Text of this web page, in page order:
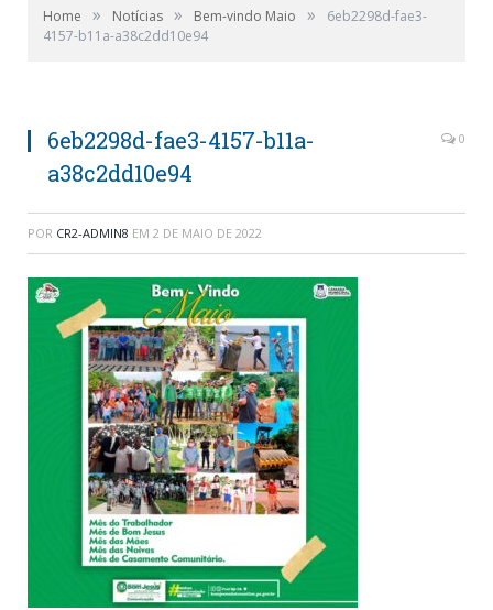
Home » Notícias » Bem-vindo Maio »
6eb2298d-fae3-
4157-b11a-a38c2dd10e94
6eb2298d-fae3-4157-b11a-
a38c2dd10e94
0
POR CR2-ADMIN8 EM 2 DE MAIO DE 2022